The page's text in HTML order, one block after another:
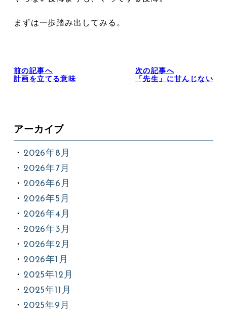
まずは一歩踏み出してみる。
前の記事へ
計画を立てる意味
次の記事へ
「先生」に甘んじない
アーカイブ
2026年8月
2026年7月
2026年6月
2026年5月
2026年4月
2026年3月
2026年2月
2026年1月
2025年12月
2025年11月
2025年9月